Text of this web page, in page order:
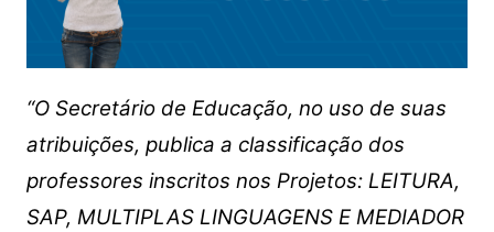
“O Secretário de Educação, no uso de suas
atribuições, publica a classificação dos
professores inscritos nos Projetos: LEITURA,
SAP, MULTIPLAS LINGUAGENS E MEDIADOR